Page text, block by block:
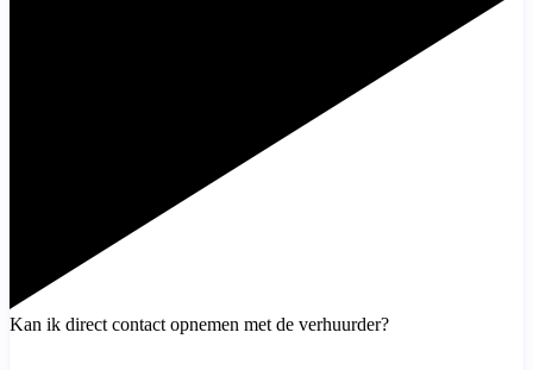
Kan ik direct contact opnemen met de verhuurder?